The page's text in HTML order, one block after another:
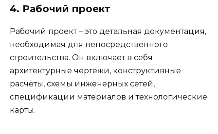
4. Рабочий проект
Рабочий проект – это детальная документация,
необходимая для непосредственного
строительства. Он включает в себя
архитектурные чертежи, конструктивные
расчёты, схемы инженерных сетей,
спецификации материалов и технологические
карты.